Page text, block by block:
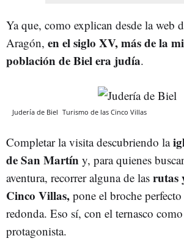
Ya que, como explican desde la web
Aragón, en el siglo XV, más de la
población de Biel era judía.
Judería de Biel Turismo de las Cinco Villas
Completar la visita descubriendo la
de San Martín y, para quienes
aventura, recorrer alguna de las rutas
Cinco Villas, pone el broche perfecto
redonda. Eso sí, con el ternasco
protagonista.